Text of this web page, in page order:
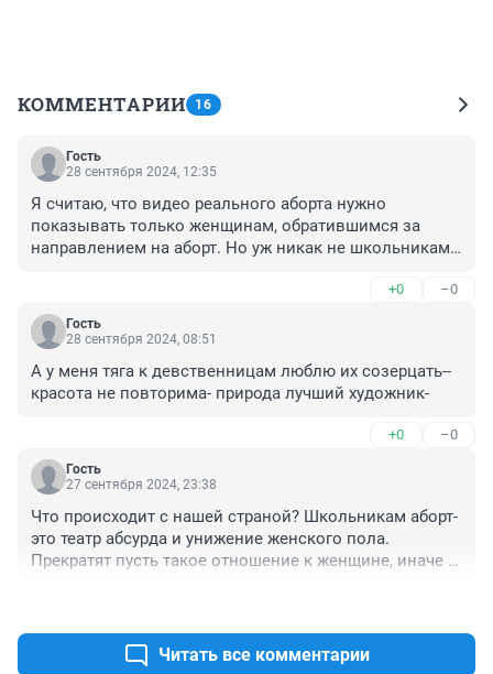
КОММЕНТАРИИ 16
Гость
28 сентября 2024, 12:35
Я считаю, что видео реального аборта нужно
показывать только женщинам, обратившимся за
направлением на аборт. Но уж никак не школьникам!
+0 –0
Гость
28 сентября 2024, 08:51
А у меня тяга к девственницам люблю их созерцать--
красота не повторима- природа лучший художник-
+0 –0
Гость
27 сентября 2024, 23:38
Что происходит с нашей страной? Школьникам аборт-
это театр абсурда и унижение женского пола.
Прекратят пусть такое отношение к женщине, иначе
защищенности и справедливости, поэтому жить и
Читать все комментарии